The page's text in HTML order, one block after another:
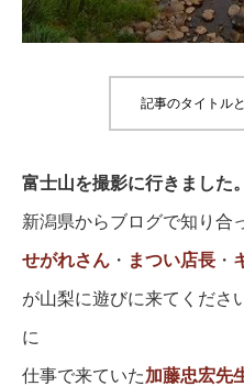
記事のタイトル
富士山を撮影に行きました。
新潟県からブログで知り合
せがれさん ・ まつい店長 ・
が山梨に遊びに来てくださ
に
仕事で来ていた加藤忠宏先